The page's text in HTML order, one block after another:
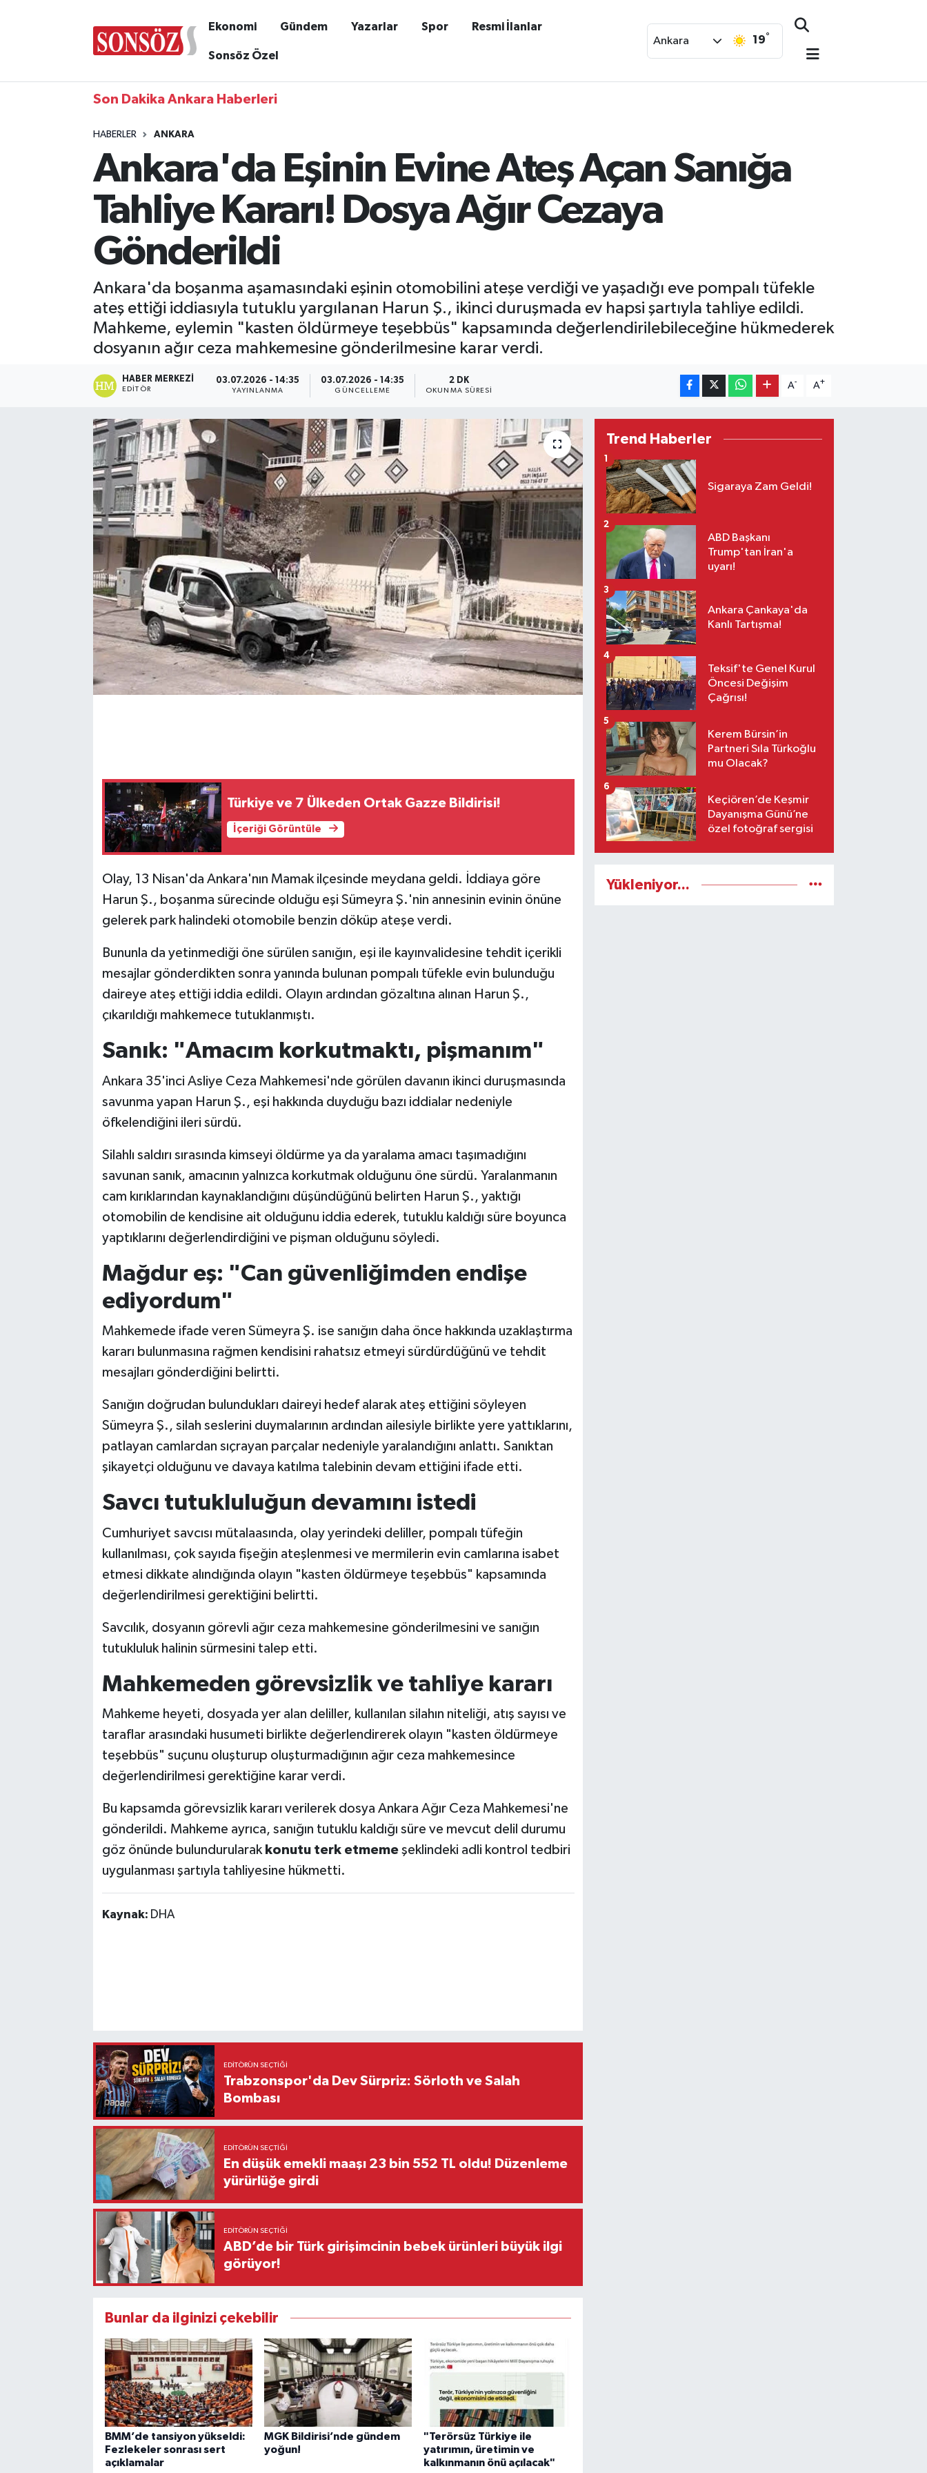
Ekonomi Gündem Yazarlar Spor Resmi İlanlar
Sonsöz Özel
Ankara 19°
Son Dakika Ankara Haberleri
HABERLER ANKARA
Ankara'da Eşinin Evine Ateş Açan Sanığa
Tahliye Kararı! Dosya Ağır Cezaya
Gönderildi
Ankara'da boşanma aşamasındaki eşinin otomobilini ateşe verdiği ve yaşadığı eve pompalı tüfekle
ateş ettiği iddiasıyla tutuklu yargılanan Harun Ş., ikinci duruşmada ev hapsi şartıyla tahliye edildi.
Mahkeme, eylemin "kasten öldürmeye teşebbüs" kapsamında değerlendirilebileceğine hükmederek
dosyanın ağır ceza mahkemesine gönderilmesine karar verdi.
HABER MERKEZI
EDITÖR
03.07.2026 - 14:35
YAYINLANMA
03.07.2026 - 14:35
GÜNCELLEME
2 DK
OKUNMA SÜRESI
A- A+
Türkiye ve 7 Ülkeden Ortak Gazze Bildirisi!
İçeriği Görüntüle
Olay, 13 Nisan'da Ankara'nın Mamak ilçesinde meydana geldi. İddiaya göre
Harun Ş., boşanma sürecinde olduğu eşi Sümeyra Ş.'nin annesinin evinin önüne
gelerek park halindeki otomobile benzin döküp ateşe verdi.
Bununla da yetinmediği öne sürülen sanığın, eşi ile kayınvalidesine tehdit içerikli
mesajlar gönderdikten sonra yanında bulunan pompalı tüfekle evin bulunduğu
daireye ateş ettiği iddia edildi. Olayın ardından gözaltına alınan Harun Ş.,
çıkarıldığı mahkemece tutuklanmıştı.
Sanık: "Amacım korkutmaktı, pişmanım"
Ankara 35'inci Asliye Ceza Mahkemesi'nde görülen davanın ikinci duruşmasında
savunma yapan Harun Ş., eşi hakkında duyduğu bazı iddialar nedeniyle
öfkelendiğini ileri sürdü.
Silahlı saldırı sırasında kimseyi öldürme ya da yaralama amacı taşımadığını
savunan sanık, amacının yalnızca korkutmak olduğunu öne sürdü. Yaralanmanın
cam kırıklarından kaynaklandığını düşündüğünü belirten Harun Ş., yaktığı
otomobilin de kendisine ait olduğunu iddia ederek, tutuklu kaldığı süre boyunca
yaptıklarını değerlendirdiğini ve pişman olduğunu söyledi.
Mağdur eş: "Can güvenliğimden endişe
ediyordum"
Mahkemede ifade veren Sümeyra Ş. ise sanığın daha önce hakkında uzaklaştırma
kararı bulunmasına rağmen kendisini rahatsız etmeyi sürdürdüğünü ve tehdit
mesajları gönderdiğini belirtti.
Sanığın doğrudan bulundukları daireyi hedef alarak ateş ettiğini söyleyen
Sümeyra Ş., silah seslerini duymalarının ardından ailesiyle birlikte yere yattıklarını,
patlayan camlardan sıçrayan parçalar nedeniyle yaralandığını anlattı. Sanıktan
şikayetçi olduğunu ve davaya katılma talebinin devam ettiğini ifade etti.
Savcı tutukluluğun devamını istedi
Cumhuriyet savcısı mütalaasında, olay yerindeki deliller, pompalı tüfeğin
kullanılması, çok sayıda fişeğin ateşlenmesi ve mermilerin evin camlarına isabet
etmesi dikkate alındığında olayın "kasten öldürmeye teşebbüs" kapsamında
değerlendirilmesi gerektiğini belirtti.
Savcılık, dosyanın görevli ağır ceza mahkemesine gönderilmesini ve sanığın
tutukluluk halinin sürmesini talep etti.
Mahkemeden görevsizlik ve tahliye kararı
Mahkeme heyeti, dosyada yer alan deliller, kullanılan silahın niteliği, atış sayısı ve
taraflar arasındaki husumeti birlikte değerlendirerek olayın "kasten öldürmeye
teşebbüs" suçunu oluşturup oluşturmadığının ağır ceza mahkemesince
değerlendirilmesi gerektiğine karar verdi.
Bu kapsamda görevsizlik kararı verilerek dosya Ankara Ağır Ceza Mahkemesi'ne
gönderildi. Mahkeme ayrıca, sanığın tutuklu kaldığı süre ve mevcut delil durumu
göz önünde bulundurularak konutu terk etmemeşeklindeki adli kontrol tedbiri
uygulanması şartıyla tahliyesine hükmetti.
Kaynak: DHA
EDITÖRÜN SEÇTIĞI
Trabzonspor'da Dev Sürpriz: Sörloth ve Salah
Bombası
EDITÖRÜN SEÇTIĞI
En düşük emekli maaşı 23 bin 552 TL oldu! Düzenleme
yürürlüğe girdi
EDITÖRÜN SEÇTIĞI
ABD’de bir Türk girişimcinin bebek ürünleri büyük ilgi
görüyor!
Bunlar da ilginizi çekebilir
BMM’de tansiyon yükseldi:
Fezlekeler sonrası sert
açıklamalar
MGK Bildirisi’nde gündem
yoğun!
"Terörsüz Türkiye ile
yatırımın, üretimin ve
kalkınmanın önü açılacak"
Trend Haberler
Sigaraya Zam Geldi!
1
ABD Başkanı
Trump'tan İran'a
uyarı!
2
Ankara Çankaya'da
Kanlı Tartışma!
3
Teksif'te Genel Kurul
Öncesi Değişim
Çağrısı!
4
Kerem Bürsin’in
Partneri Sıla Türkoğlu
mu Olacak?
5
Keçiören’de Keşmir
Dayanışma Günü’ne
özel fotoğraf sergisi
6
Yükleniyor...